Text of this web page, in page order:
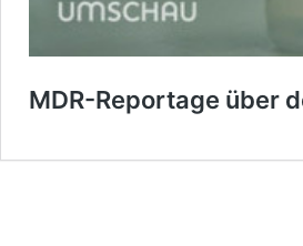
MDR-Reportage über